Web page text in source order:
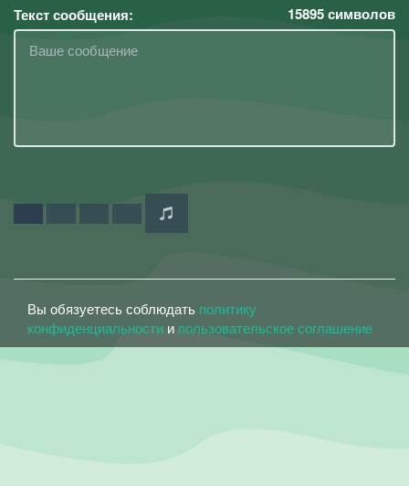
Текст сообщения: 15895символов
Вы обязуетесь соблюдать политику
конфиденциальности и пользовательское соглашение